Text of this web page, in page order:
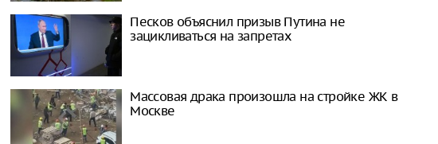
Песков объяснил призыв Путина не
зацикливаться на запретах
Массовая драка произошла на стройке ЖК в
Москве